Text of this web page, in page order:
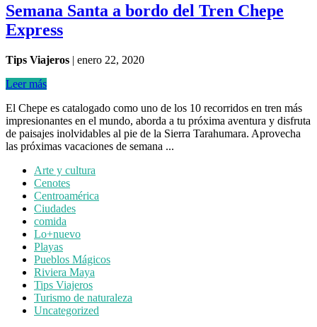
Semana Santa a bordo del Tren Chepe
Express
Tips Viajeros | enero 22, 2020
Leer más
El Chepe es catalogado como uno de los 10 recorridos en tren más
impresionantes en el mundo, aborda a tu próxima aventura y disfruta
de paisajes inolvidables al pie de la Sierra Tarahumara. Aprovecha
las próximas vacaciones de semana ...
Arte y cultura
Cenotes
Centroamérica
Ciudades
comida
Lo+nuevo
Playas
Pueblos Mágicos
Riviera Maya
Tips Viajeros
Turismo de naturaleza
Uncategorized